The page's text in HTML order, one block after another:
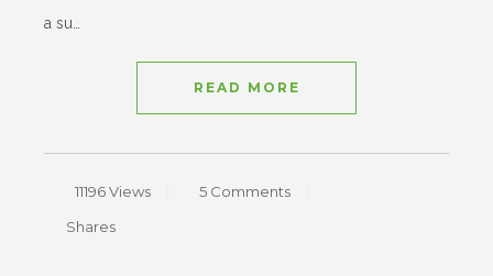
a su…
READ MORE
11196 Views
5 Comments
Shares